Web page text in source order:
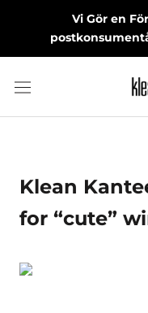
Vi Gör en
Klean
for “cute”